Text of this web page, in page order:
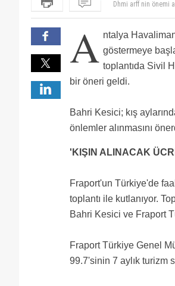
Dhmi genel müdürü
paragözler sizi
söylemiş ve değerli
iş yerlerini ve ülkenin
Senin işin mi bu?
DHMİ zaten para
halen fiyatları
uğraşıyorsunuz
A ntalya
göstermeye
toplantıda Sivil
bir öneri geldi.
Bahri Kesici; kış
önlemler alınmasını
'KIŞIN ALINACAK
Fraport'un Türkiye'de
toplantı ile kutlanıyor.
Bahri Kesici ve Fraport
Fraport Türkiye Genel
99.7'sinin 7 aylık turizm